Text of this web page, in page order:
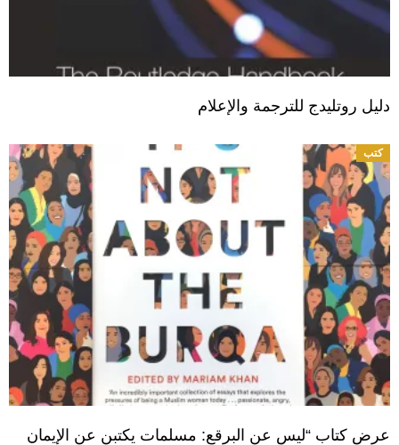
دليل روتليدج للترجمة والإعلام
كتب
عرض كتاب “ليس عن البرقع: مسلمات يكتبن عن الإيمان